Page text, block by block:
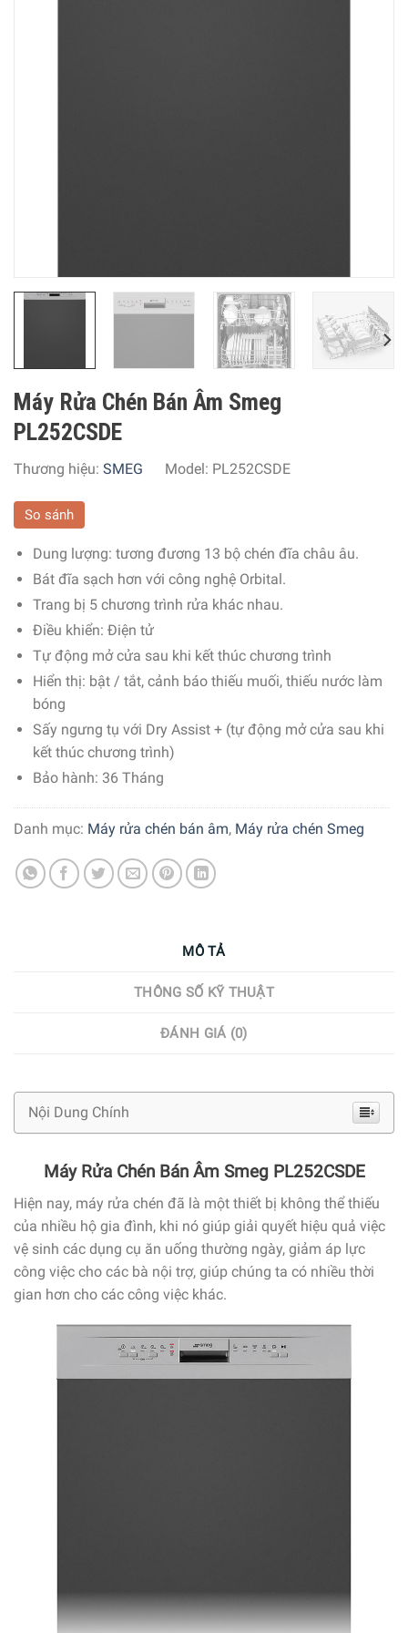
Máy Rửa Chén Bán Âm Smeg
PL252CSDE
Thương hiệu: SMEG Model: PL252CSDE
So sánh
Dung lượng: tương đương 13 bộ chén đĩa châu âu.
Bát đĩa sạch hơn với công nghệ Orbital.
Trang bị 5 chương trình rửa khác nhau.
Điều khiển: Điện tử
Tự động mở cửa sau khi kết thúc chương trình
Hiển thị: bật / tắt, cảnh báo thiếu muối, thiếu nước làm
bóng
Sấy ngưng tụ với Dry Assist + (tự động mở cửa sau khi
kết thúc chương trình)
Bảo hành: 36 Tháng
Danh mục: Máy rửa chén bán âm, Máy rửa chén Smeg
MÔ TẢ
THÔNG SỐ KỸ THUẬT
ĐÁNH GIÁ (0)
Nội Dung Chính
Máy Rửa Chén Bán Âm Smeg PL252CSDE
Hiện nay, máy rửa chén đã là một thiết bị không thể thiếu
của nhiều hộ gia đình, khi nó giúp giải quyết hiệu quả việc
vệ sinh các dụng cụ ăn uống thường ngày, giảm áp lực
công việc cho các bà nội trợ, giúp chúng ta có nhiều thời
gian hơn cho các công việc khác.